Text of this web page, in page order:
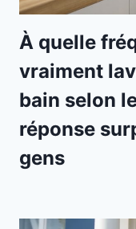
À quelle
vraiment
bain selon
réponse
gens